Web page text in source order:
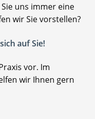
uns immer eine
wir Sie vorstellen?
auf Sie!
vor. Im
wir Ihnen gern